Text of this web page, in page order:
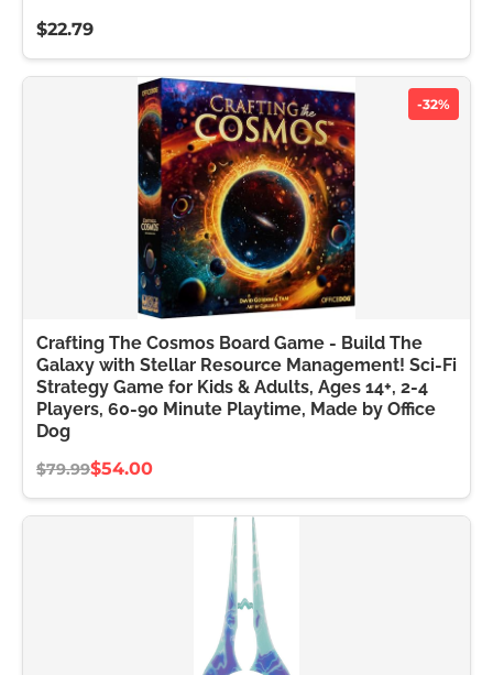
$22.79
-32%
Crafting The Cosmos Board Game - Build The
Galaxy with Stellar Resource Management! Sci-Fi
Strategy Game for Kids & Adults, Ages 14+, 2-4
Players, 60-90 Minute Playtime, Made by Office
Dog
$79.99$54.00